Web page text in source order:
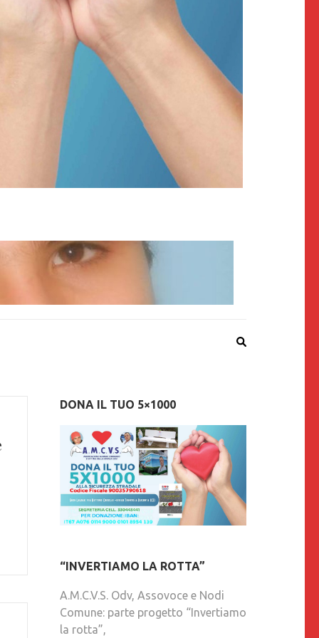
DONA IL TUO 5×1000
“INVERTIAMO LA ROTTA”
A.M.C.V.S. Odv, Assovoce e Nodi
Comune: parte progetto “Invertiamo
la rotta”,